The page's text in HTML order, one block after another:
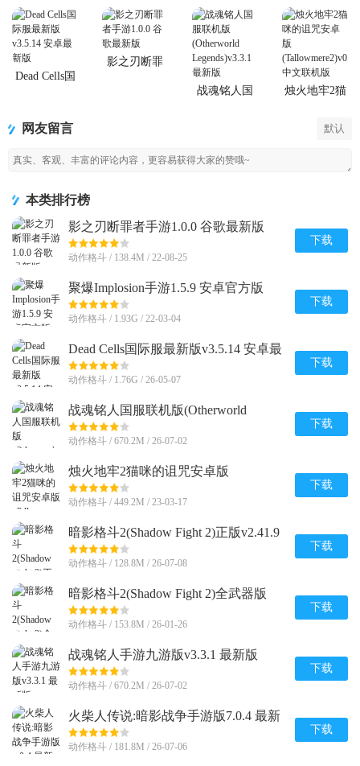
Dead Cells国
影之刃断罪
战魂铭人国
烛火地牢2猫
(Tallowmere2)
网友留言 默认
本类排行榜
影之刃断罪者手游1.0.0 谷歌最新版
动作格斗 / 138.4M / 22-08-25
下载
聚爆Implosion手游1.5.9 安卓官方版
动作格斗 / 1.93G / 22-03-04
下载
Dead Cells国际服最新版v3.5.14 安卓最
新版
动作格斗 / 1.76G / 26-05-07
下载
战魂铭人国服联机版(Otherworld
Legends)v3.3.1 最新版
动作格斗 / 670.2M / 26-07-02
下载
烛火地牢2猫咪的诅咒安卓版
(Tallowmere2)v0.3.7n中文联机版
动作格斗 / 449.2M / 23-03-17
下载
暗影格斗2(Shadow Fight 2)正版v2.41.9
官方版
动作格斗 / 128.8M / 26-07-08
下载
暗影格斗2(Shadow Fight 2)全武器版
v2.41.9 最新版
动作格斗 / 153.8M / 26-01-26
下载
战魂铭人手游九游版v3.3.1 最新版
动作格斗 / 670.2M / 26-07-02
下载
火柴人传说:暗影战争手游版7.0.4 最新
版
动作格斗 / 181.8M / 26-07-06
下载